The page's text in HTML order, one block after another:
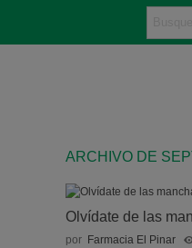
ARCHIVO DE
Olvídate de las
por Farmacia El Pinar